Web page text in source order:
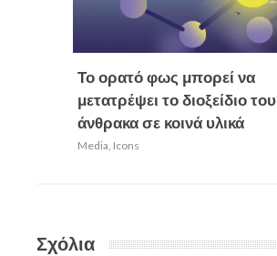
Το ορατό φως μπορεί να
μετατρέψει το διοξείδιο του
άνθρακα σε κοινά υλικά
Media, Icons
Σχόλια